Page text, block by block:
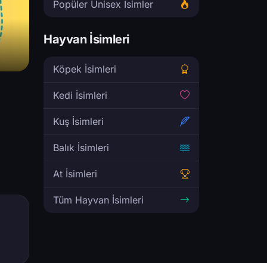
Popüler Unisex İsimler
Hayvan İsimleri
Köpek İsimleri
Kedi İsimleri
Kuş İsimleri
Balık İsimleri
At İsimleri
Tüm Hayvan İsimleri